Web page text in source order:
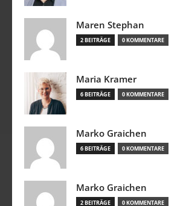
Maren Stephan
2 BEITRÄGE 0 KOMMENTARE
Maria Kramer
6 BEITRÄGE 0 KOMMENTARE
Marko Graichen
6 BEITRÄGE 0 KOMMENTARE
Marko Graichen
2 BEITRÄGE 0 KOMMENTARE